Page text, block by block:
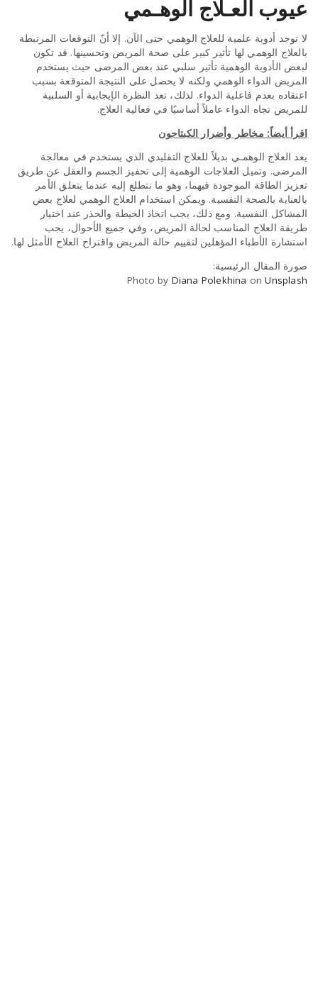
عيوب العـلاج الوهـمي
لا توجد أدوية علمية للعلاج الوهمي حتى الآن. إلا أنّ التوقعات المرتبطة
بالعلاج الوهمي لها تأثير كبير على صحة المريض وتحسينها. قد تكون
لبعض الأدوية الوهمية تأثير سلبي عند بعض المرضى حيث يستخدم
المريض الدواء الوهمي ولكنه لا يحصل على النتيجة المتوقعة بسبب
اعتقاده بعدم فاعلية الدواء. لذلك، تعد النظرة الإيجابية أو السلبية
للمريض تجاه الدواء عاملاً أساسيًا في فعالية العلاج.
اقرأ أيضاً: مخاطر وأضرار الكبتاجون
يعد العلاج الوهمـي بديلاً للعلاج التقليدي الذي يستخدم في معالجة
المرضى. وتميل العلاجات الوهمية إلى تحفيز الجسم والعقل عن طريق
تعزيز الطاقة الموجودة فيهما، وهو ما نتطلع إليه عندما يتعلق الأمر
بالعناية بالصحة النفسية. ويمكن استخدام العلاج الوهمي لعلاج بعض
المشاكل النفسية. ومع ذلك، يجب اتخاذ الحيطة والحذر عند اختيار
طريقة العلاج المناسب لحالة المريض، وفي جميع الأحوال، يجب
استشارة الأطباء المؤهلين لتقييم حالة المريض واقتراح العلاج الأمثل لها.
صورة المقال الرئيسية:
Photo by Diana Polekhina onUnsplash